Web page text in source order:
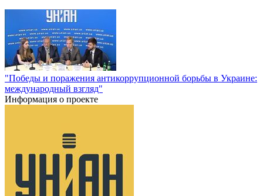
"Победы и поражения антикоррупционной борьбы в Украине:
международный взгляд"
Информация о проекте